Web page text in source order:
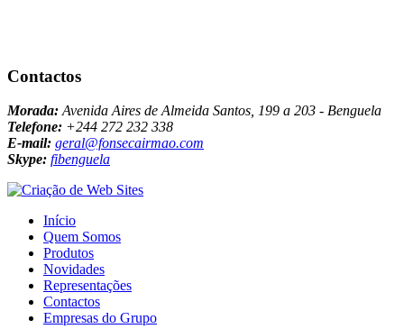
Contactos
Morada: Avenida Aires de Almeida Santos, 199 a 203 - Benguela
Telefone: +244 272 232 338
E-mail: geral@fonsecairmao.com
Skype: fibenguela
Início
Quem Somos
Produtos
Novidades
Representações
Contactos
Empresas do Grupo